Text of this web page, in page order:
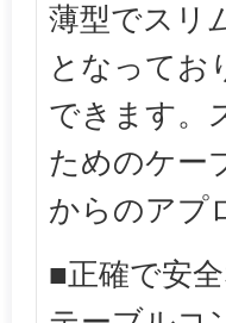
薄型でスリ
となってお
できます。
ためのケー
からのアプ
■正確で安